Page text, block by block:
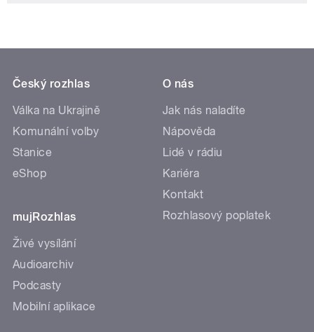
Český rozhlas
Válka na Ukrajině
Komunální volby
Stanice
eShop
mujRozhlas
Živé vysílání
Audioarchiv
Podcasty
Mobilní aplikace
O nás
Jak nás naladíte
Nápověda
Lidé v rádiu
Kariéra
Kontakt
Rozhlasový poplatek